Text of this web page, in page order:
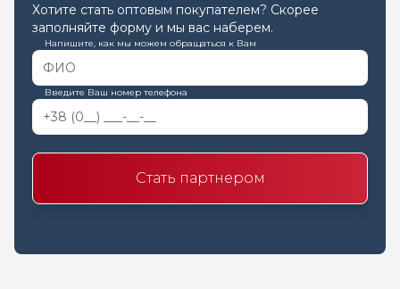
Хотите стать оптовым покупателем? Скорее
заполняйте форму и мы вас наберем.
Напишите, как мы можем обращаться к Вам
Введите Ваш номер телефона
Стать партнером